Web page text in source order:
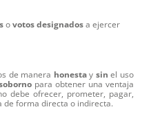
ovotos designados a ejercer
de manera honestay sin el uso
para obtener una ventaja
debe ofrecer, prometer, pagar,
de forma directa o indirecta.